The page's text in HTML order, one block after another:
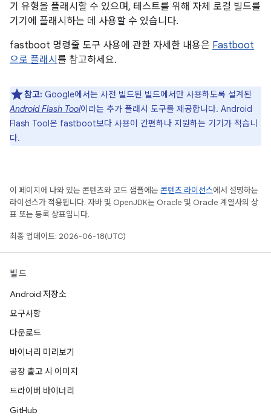
기 유형을 플래시할 수 있으며, 테스트를 위해 자체 로컬 빌드를
기기에 플래시하는 데 사용할 수 있습니다.
fastboot 명령줄 도구 사용에 관한 자세한 내용은 Fastboot
으로 플래시 를 참고하세요.
참고: Google에서는 사전 빌드된 빌드에서만 사용하도록 설계된
Android Flash Tool이라는 추가 플래시 도구를 제공합니다. Android
Flash Tool은 fastboot보다 사용이 간편하나 지원하는 기기가 적습니
다.
이 페이지에 나와 있는 콘텐츠와 코드 샘플에는 콘텐츠 라이선스에서 설명하는
라이선스가 적용됩니다. 자바 및 OpenJDK는 Oracle 및 Oracle 계열사의 상
표 또는 등록 상표입니다.
최종 업데이트: 2026-06-18(UTC)
빌드
Android 저장소
요구사항
다운로드
바이너리 미리보기
공장 출고 시 이미지
드라이버 바이너리
GitHub